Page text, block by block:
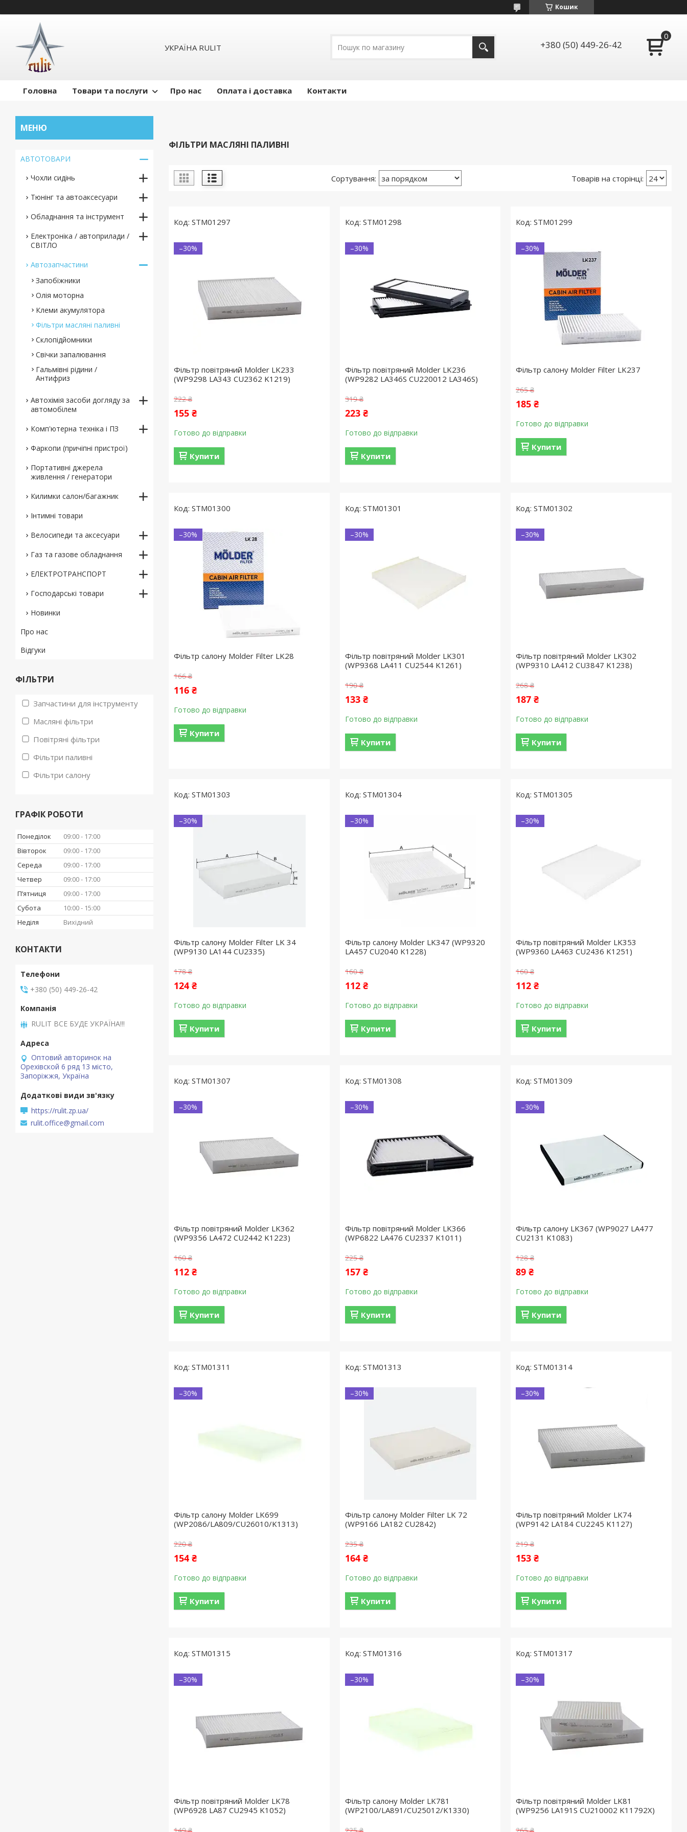
Кошик
УКРАЇНА RULIT +380 (50) 449-26-42
Головна Товари та послуги Про нас Оплата і доставка Контакти
ФІЛЬТРИ МАСЛЯНІ ПАЛИВНІ
STM01297
–30%
Фільтр повітряний Molder LK233
(WP9298 LA343 CU2362 K1219)
222 ₴
155 ₴
Готово до відправки
Купити
STM01298
–30%
Фільтр повітряний Molder LK236
(WP9282 LA346S CU220012 LA346S)
319 ₴
223 ₴
Готово до відправки
Купити
STM01299
–30%
Фільтр салону Molder Filter LK237
265 ₴
185 ₴
Готово до відправки
Купити
STM01300
–30%
Фільтр салону Molder Filter LK28
166 ₴
116 ₴
Готово до відправки
Купити
STM01301
–30%
Фільтр повітряний Molder LK301
(WP9368 LA411 CU2544 K1261)
190 ₴
133 ₴
Готово до відправки
Купити
STM01302
–30%
Фільтр повітряний Molder LK302
(WP9310 LA412 CU3847 K1238)
268 ₴
187 ₴
Готово до відправки
Купити
STM01303
–30%
Фільтр салону Molder Filter LK 34
(WP9130 LA144 CU2335)
178 ₴
124 ₴
Готово до відправки
Купити
STM01304
–30%
Фільтр салону Molder LK347 (WP9320
LA457 CU2040 K1228)
160 ₴
112 ₴
Готово до відправки
Купити
STM01305
–30%
Фільтр повітряний Molder LK353
(WP9360 LA463 CU2436 K1251)
160 ₴
112 ₴
Готово до відправки
Купити
STM01307
–30%
Фільтр повітряний Molder LK362
(WP9356 LA472 CU2442 K1223)
160 ₴
112 ₴
Готово до відправки
Купити
STM01308
–30%
Фільтр повітряний Molder LK366
(WP6822 LA476 CU2337 K1011)
225 ₴
157 ₴
Готово до відправки
Купити
STM01309
–30%
Фільтр салону LK367 (WP9027 LA477
CU2131 K1083)
128 ₴
89 ₴
Готово до відправки
Купити
STM01311
–30%
Фільтр салону Molder LK699
(WP2086/LA809/CU26010/K1313)
220 ₴
154 ₴
Готово до відправки
Купити
STM01313
–30%
Фільтр салону Molder Filter LK 72
(WP9166 LA182 CU2842)
235 ₴
164 ₴
Готово до відправки
Купити
STM01314
–30%
Фільтр повітряний Molder LK74
(WP9142 LA184 CU2245 K1127)
219 ₴
153 ₴
Готово до відправки
Купити
STM01315
–30%
Фільтр повітряний Molder LK78
(WP6928 LA87 CU2945 K1052)
STM01316
–30%
Фільтр салону Molder LK781
(WP2100/LA891/CU25012/K1330)
STM01317
–30%
Фільтр повітряний Molder LK81
(WP9256 LA191S CU210002 K11792X)
АВТОТОВАРИ
Чохли сидінь
Тюнінг та автоаксесуари
Обладнання та інструмент
Електроніка / автоприлади /
СВІТЛО
Автозапчастини
Запобіжники
Олія моторна
Клеми акумулятора
Фільтри масляні паливні
Склопідйомники
Свічки запалювання
Гальмівні рідини /
Антифриз
Автохімія засоби догляду за
автомобілем
Комп'ютерна техніка і ПЗ
Фаркопи (причіпні пристрої)
Портативні джерела
живлення / генератори
Килимки салон/багажник
Інтимні товари
Велосипеди та аксесуари
Газ та газове обладнання
ЕЛЕКТРОТРАНСПОРТ
Господарські товари
Новинки
Про нас
Відгуки
ФІЛЬТРИ
Запчастини для інструменту
Масляні фільтри
Повітряні фільтри
Фільтри паливні
Фільтри салону
ГРАФІК РОБОТИ
Понеділок 09:00
17:00
Вівторок
09:00
17:00
Середа
09:00
17:00
Четвер
09:00
17:00
Пʼятниця
09:00
17:00
Субота
10:00
15:00
Неділя
Вихідний
КОНТАКТИ
+380 (50) 449-26-42
RULIT ВСЕ БУДЕ УКРАЇНА!!!
Оптовий авторинок на
Орехівской 6 ряд 13 місто,
Запоріжжя, Україна
https://rulit.zp.ua/
rulit.office@gmail.com